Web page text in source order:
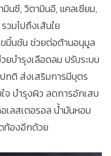
มินซี, วิตามินอี, แคลเซียม,
มไปถึงเส้นใย
มิ้นชัน ช่วยต่อต้านอนุมูล
ยบำรุงเลือดลม ปรับระบบ
กติ ส่งเสริมการมีบุตร
จ บำรุงผิว ลดการอักเสบ
เลสเตอรอล น้ำมันหอม
ท้องอีกด้วย